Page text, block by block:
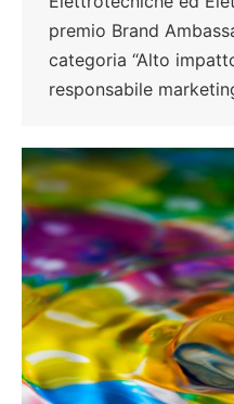
premio Brand
categoria “Alto
responsabile